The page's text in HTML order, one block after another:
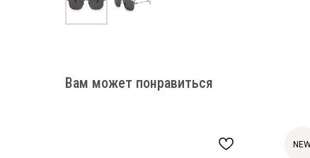
Вам может понравиться